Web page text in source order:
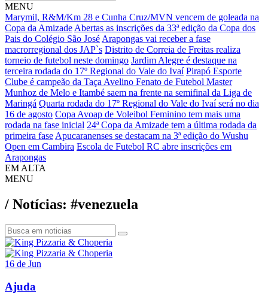
MENU
Marymil, R&M/Km 28 e Cunha Cruz/MVN vencem de goleada na
Copa da Amizade Abertas as inscrições da 33ª edição da Copa dos
Pais do Colégio São José Arapongas vai receber a fase
macrorregional dos JAP`s Distrito de Correia de Freitas realiza
torneio de futebol neste domingo Jardim Alegre é destaque na
terceira rodada do 17º Regional do Vale do Ivaí Pirapó Esporte
Clube é campeão da Taça Avelino Fenato de Futebol Master
Munhoz de Melo e Itambé saem na frente na semifinal da Liga de
Maringá Quarta rodada do 17º Regional do Vale do Ivaí será no dia
16 de agosto Copa Avoap de Voleibol Feminino tem mais uma
rodada na fase inicial 24ª Copa da Amizade tem a última rodada da
primeira fase Apucaranenses se destacam na 3ª edição do Wushu
Open em Cambira Escola de Futebol RC abre inscrições em
Arapongas
EM ALTA
MENU
/ Notícias: #venezuela
16 de Jun
Ajuda